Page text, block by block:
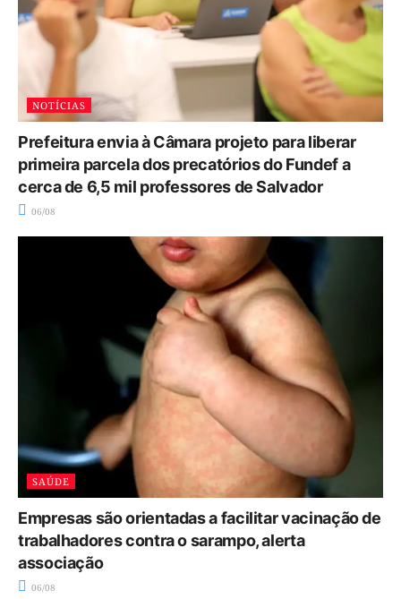
NOTÍCIAS
Prefeitura envia à Câmara projeto para liberar
primeira parcela dos precatórios do Fundef a
cerca de 6,5 mil professores de Salvador
06/08
SAÚDE
Empresas são orientadas a facilitar vacinação de
trabalhadores contra o sarampo, alerta
associação
06/08